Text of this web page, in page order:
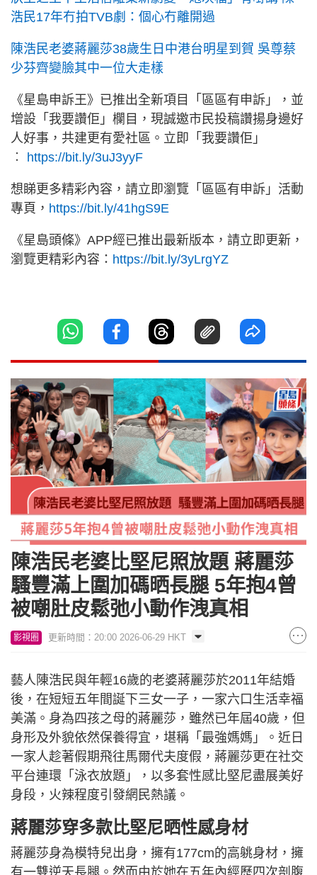
浩民17年冇拍TVB劇：個心冇離開過
陳浩民老婆蔣麗莎38歲生日中港台明星到賀 吳尊蔡
少芬齊變臉其中一位大走樣
《星島申訴王》已推出全新項目「區區有申訴」，並
增設「我要讚佢」欄目，現誠邀市民投稿讚揚身邊好
人好事，共建更有愛社區。立即「我要讚佢」
︰ https://bit.ly/3uJ3yyF
想睇更多精彩內容，請立即瀏覽「區區有申訴」活動
專頁， https://bit.ly/41hgS9E
《星島頭條》APP經已推出最新版本，請立即更新，
瀏覽更精彩內容： https://bit.ly/3yLrgYZ
陳浩民老婆比堅尼照放題 蔣麗莎
騷豐滿上圍加碼晒長腿 5年抱4曾
被嘲肚皮鬆弛小動作洩真相
影視圈 更新時間：20:00 2026-06-29 HKT
藝人陳浩民與年輕16歲的老婆蔣麗莎於2011年結婚
後，在短短五年間誕下三女一子，一家六口生活幸福
美滿。身為四孩之母的蔣麗莎，雖然已年屆40歲，但
身形及外貌依然保養得宜，堪稱「最強媽媽」。近日
一家人趁著假期飛往馬爾代夫度假，蔣麗莎更在社交
平台連環「泳衣放題」，以多套性感比堅尼盡展美好
身段，火辣程度引發網民熱議。
蔣麗莎穿多款比堅尼晒性感身材
蔣麗莎身為模特兒出身，擁有177cm的高䠷身材，擁